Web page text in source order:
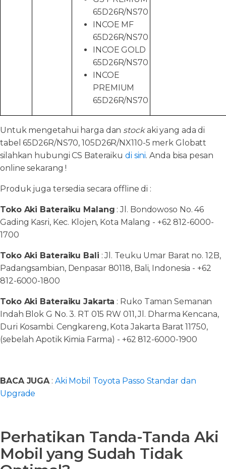
65D26R/NS70
INCOE MF
65D26R/NS70
INCOE GOLD
65D26R/NS70
INCOE
PREMIUM
65D26R/NS70
Untuk mengetahui harga dan stockaki yang ada di
tabel 65D26R/NS70, 105D26R/NX110-5 merk Globatt
silahkan hubungi CS Bateraiku di sini. Anda bisa pesan
online sekarang !
Produk juga tersedia secara offline di :
Toko Aki Bateraiku Malang : Jl. Bondowoso No. 46
Gading Kasri, Kec. Klojen, Kota Malang - +62 812-6000-
1700
Toko Aki Bateraiku Bali : Jl. Teuku Umar Barat no. 12B,
Padangsambian, Denpasar 80118, Bali, Indonesia - +62
812-6000-1800
Toko Aki Bateraiku Jakarta : Ruko Taman Semanan
Indah Blok G No. 3. RT 015 RW 011, Jl. Dharma Kencana,
Duri Kosambi. Cengkareng, Kota Jakarta Barat 11750,
(sebelah Apotik Kimia Farma) - +62 812-6000-1900
BACA JUGA: Aki Mobil Toyota Passo Standar dan
Upgrade
Perhatikan Tanda-Tanda Aki
Mobil yang Sudah Tidak